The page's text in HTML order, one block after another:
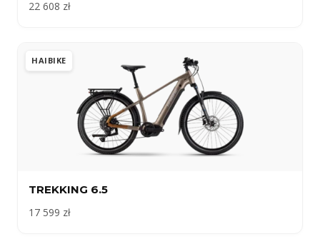
22 608 zł
HAIBIKE
TREKKING 6.5
17 599 zł